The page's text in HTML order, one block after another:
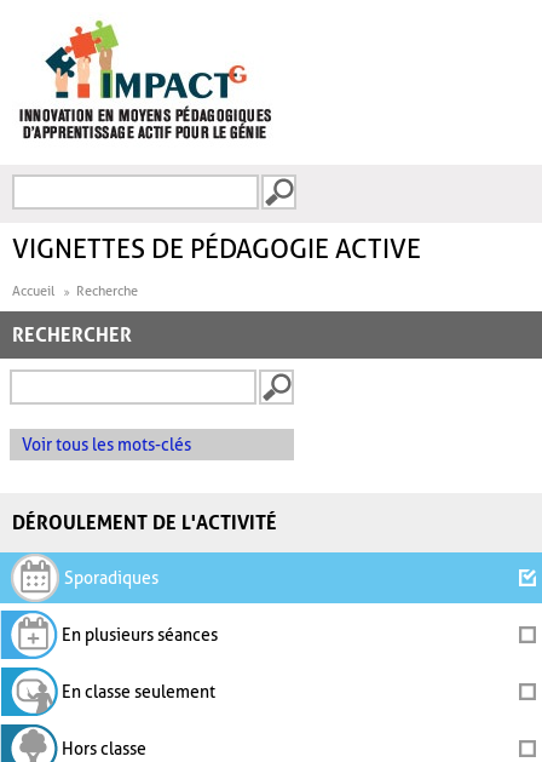
FORMULAIRE DE
VIGNETTES DE PÉDAGOGIE ACTIVE
Accueil Recherche
RECHERCHER
Voir tous les mots-clés
DÉROULEMENT DE L'ACTIVITÉ
Sporadiques
En plusieurs séances
En classe seulement
Hors classe